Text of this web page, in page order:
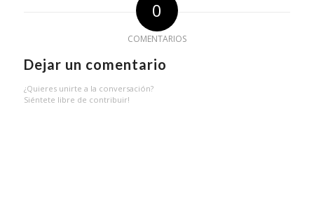
0
COMENTARIOS
Dejar un comentario
¿Quieres unirte a la conversación?
Siéntete libre de contribuir!